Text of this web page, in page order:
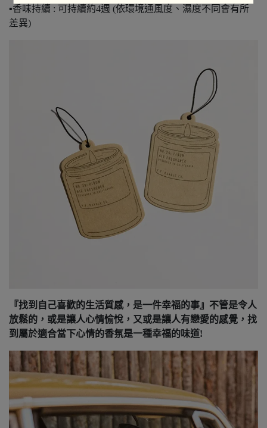
▪️香味持續 : 可持續約4週 (依環境通風度、濕度不同會有所
差異)
『找到自己喜歡的生活質感，是一件幸福的事』不管是令人
放鬆的，或是讓人心情愉悅，又或是讓人有戀愛的感覺，找
到屬於適合當下心情的香氛是一種幸福的味道!